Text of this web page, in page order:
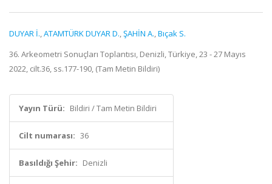
DUYAR İ.,ATAMTÜRK DUYAR D.,ŞAHİN A.,Bıçak S.
36. Arkeometri Sonuçları Toplantısı, Denizli, Türkiye, 23 - 27 Mayıs
2022, cilt.36, ss.177-190, (Tam Metin Bildiri)
Yayın Türü: Bildiri / Tam Metin Bildiri
Cilt numarası: 36
Basıldığı Şehir: Denizli